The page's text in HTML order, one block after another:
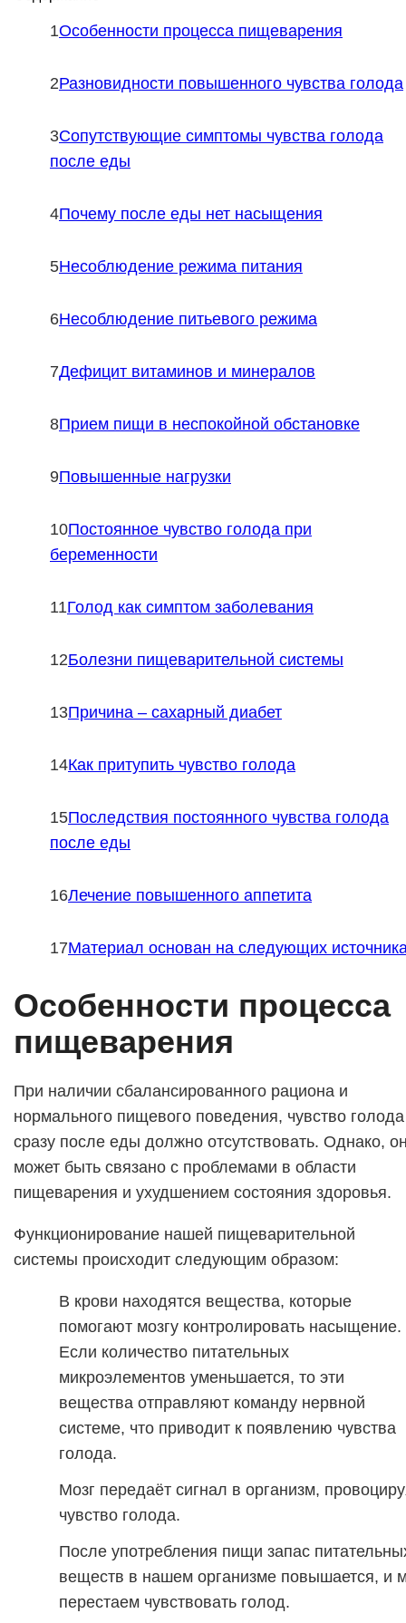
Особенности процесса пищеварения
Разновидности повышенного чувства голода
Сопутствующие симптомы чувства голода
после еды
Почему после еды нет насыщения
Несоблюдение режима питания
Несоблюдение питьевого режима
Дефицит витаминов и минералов
Прием пищи в неспокойной обстановке
Повышенные нагрузки
Постоянное чувство голода при
беременности
Голод как симптом заболевания
Болезни пищеварительной системы
Причина – сахарный диабет
Как притупить чувство голода
Последствия постоянного чувства голода
после еды
Лечение повышенного аппетита
Материал основан на следующих
Особенности процесса
пищеварения
При наличии сбалансированного рациона и
нормального пищевого поведения, чувство голода
сразу после еды должно отсутствовать. Однако,
может быть связано с проблемами в области
пищеварения и ухудшением состояния здоровья.
Функционирование нашей пищеварительной
системы происходит следующим образом:
В крови находятся вещества, которые
помогают мозгу контролировать насыщение.
Если количество питательных
микроэлементов уменьшается, то эти
вещества отправляют команду нервной
системе, что приводит к появлению чувства
голода.
Мозг передаёт сигнал в организм,
чувство голода.
После употребления пищи запас
веществ в нашем организме повышается, и
перестаем чувствовать голод.